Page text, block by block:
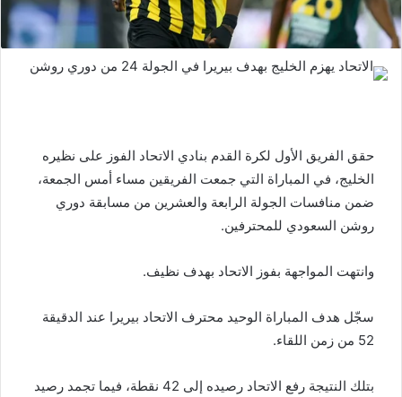
حقق الفريق الأول لكرة القدم بنادي الاتحاد الفوز على نظيره
الخليج، في المباراة التي جمعت الفريقين مساء أمس الجمعة،
ضمن منافسات الجولة الرابعة والعشرين من مسابقة دوري
روشن السعودي للمحترفين.
وانتهت المواجهة بفوز الاتحاد بهدف نظيف.
سجّل هدف المباراة الوحيد محترف الاتحاد بيريرا عند الدقيقة
52 من زمن اللقاء.
بتلك النتيجة رفع الاتحاد رصيده إلى 42 نقطة، فيما تجمد رصيد